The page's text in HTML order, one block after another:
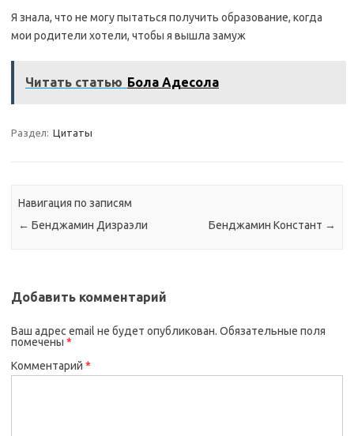
Я знала, что не могу пытаться получить образование, когда
мои родители хотели, чтобы я вышла замуж
Читать статью Бола Адесола
Раздел: Цитаты
Навигация по записям
← Бенджамин Дизраэли Бенджамин Констант →
Добавить комментарий
Ваш адрес email не будет опубликован. Обязательные поля
помечены *
Комментарий *